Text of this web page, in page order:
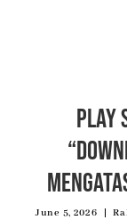
Play
June 5, 2026